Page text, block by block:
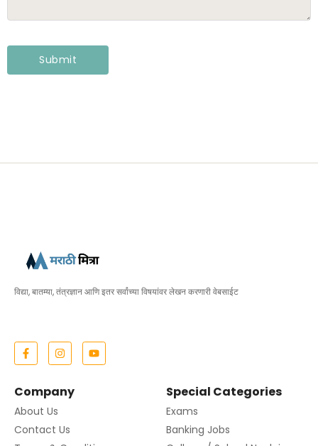
विद्या, बातम्या, तंत्रज्ञान आणि इतर सर्वांच्या विषयांवर लेखन करणारी वेबसाईट
Company
About Us
Contact Us
Special Categories
Exams
Banking Jobs